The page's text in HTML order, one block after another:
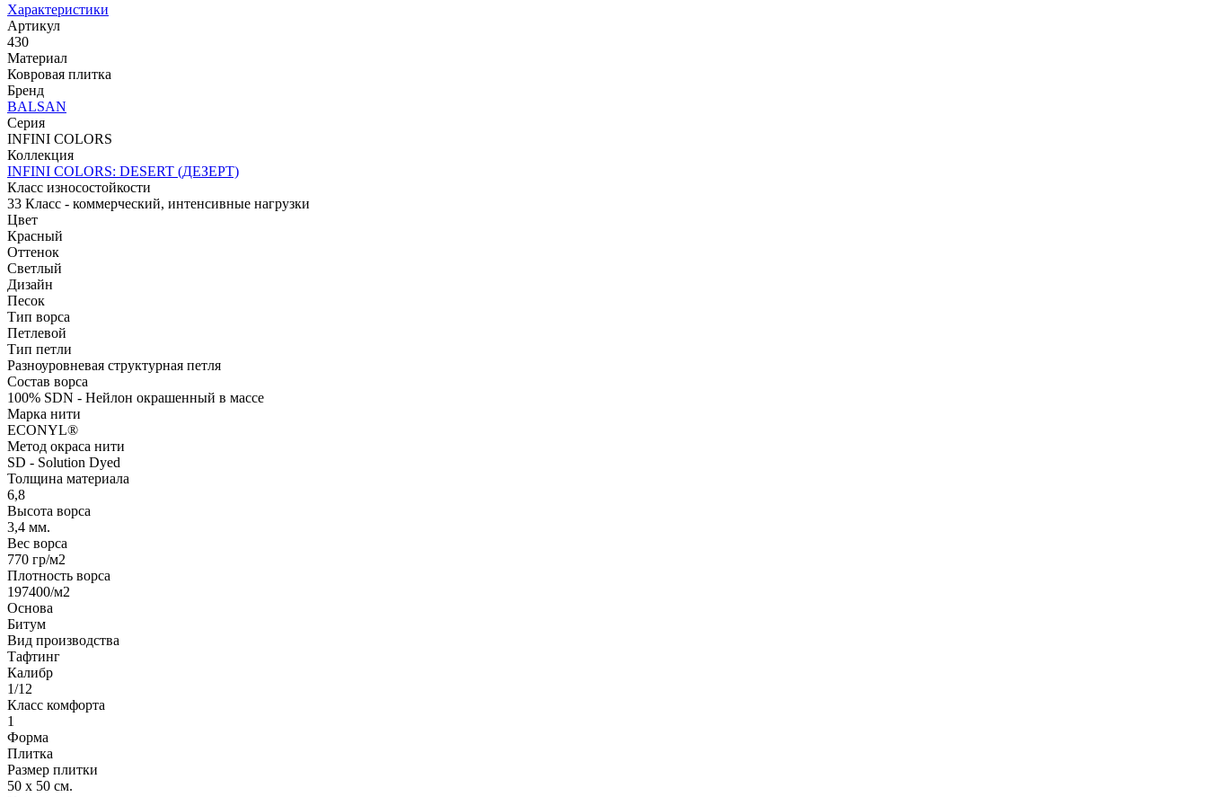
Характеристики
Артикул
430
Материал
Ковровая плитка
Бренд
BALSAN
Серия
INFINI COLORS
Коллекция
INFINI COLORS: DESERT (ДЕЗЕРТ)
Класс износостойкости
33 Класс - коммерческий, интенсивные нагрузки
Цвет
Красный
Оттенок
Светлый
Дизайн
Песок
Тип ворса
Петлевой
Тип петли
Разноуровневая структурная петля
Состав ворса
100% SDN - Нейлон окрашенный в массе
Марка нити
ECONYL®
Метод окраса нити
SD - Solution Dyed
Толщина материала
6,8
Высота ворса
3,4 мм.
Вес ворса
770 гр/м2
Плотность ворса
197400/м2
Основа
Битум
Вид производства
Тафтинг
Калибр
1/12
Класс комфорта
1
Форма
Плитка
Размер плитки
50 х 50 см.